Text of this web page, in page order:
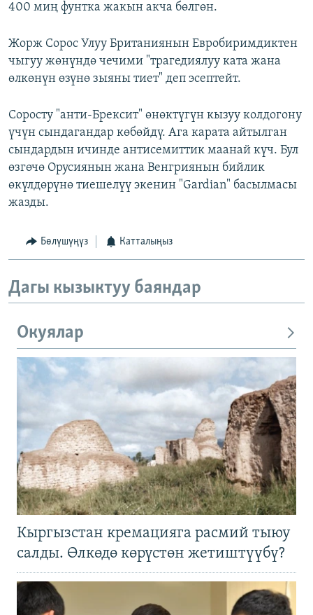
400 миң фунтка жакын акча бөлгөн.
Жорж Сорос Улуу Британиянын Евробиримдиктен
чыгуу жөнүндө чечими "трагедиялуу ката жана
өлкөнүн өзүнө зыяны тиет" деп эсептейт.
Соросту "анти-Брексит" өнөктүгүн кызуу колдогону
үчүн сындагандар көбөйдү. Ага карата айтылган
сындардын ичинде антисемиттик маанай күч. Бул
өзгөчө Орусиянын жана Венгриянын бийлик
өкүлдөрүнө тиешелүү экенин "Gardian" басылмасы
жазды.
Бөлүшүңүз Катталыңыз
Дагы кызыктуу баяндар
Окуялар
Кыргызстан кремацияга расмий тыюу
салды. Өлкөдө көрүстөн жетиштүүбү?